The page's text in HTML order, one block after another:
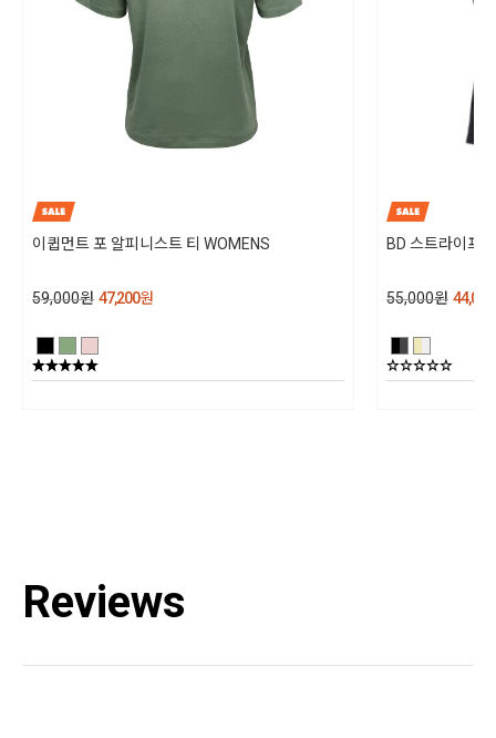
세탁방법 및 취급시 주의사항
30℃ 이하의 차가운 물로 세탁하며, 손 세탁을 권장합니다. 기계 세탁의 경우 반
그늘에서 말려주십시오. 다림질은 하시면 안되고, 표백제 강력(효소) 세제 및 섬
유 유연제는 사용하지 말아주십시오
202601
품질보증기준
이큅먼트 포 알피니스트 티 WOMENS
59,000원 47,200원
BD 스트라이프
55,000원 44,000
Reviews